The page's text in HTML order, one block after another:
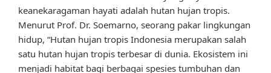
keanekaragaman hayati adalah hutan hujan tropis.
Menurut Prof. Dr. Soemarno, seorang pakar lingkungan
hidup, “Hutan hujan tropis Indonesia merupakan salah
satu hutan hujan tropis terbesar di dunia. Ekosistem ini
menjadi habitat bagi berbagai spesies tumbuhan dan